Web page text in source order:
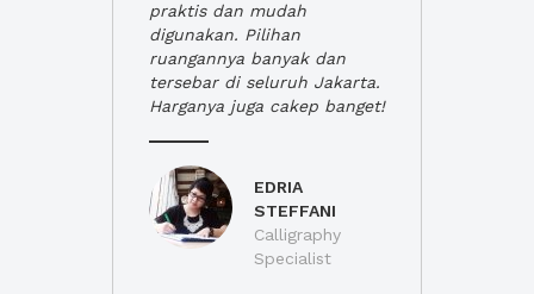
praktis dan mudah
digunakan. Pilihan
ruangannya banyak dan
tersebar di seluruh Jakarta.
Harganya juga cakep banget!
EDRIA
STEFFANI
Calligraphy
Specialist